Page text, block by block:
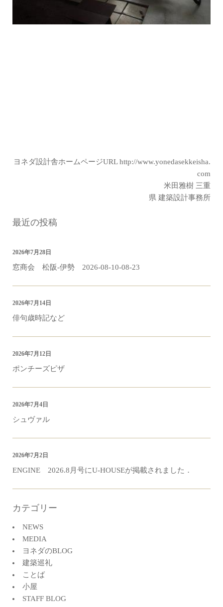
ヨネダ設計舎ホームページURLhttp://www.yonedasekkeisha.
com
米田雅樹 三重
県 建築設計事務所
最近の投稿
窓商会 松阪-伊勢 2026-08-10-08-23
2026年7月28日
俳句歳時記など
2026年7月14日
ポンチーズピザ
2026年7月12日
シュヴァル
2026年7月4日
ENGINE 2026.8月号にU-HOUSEが掲載されました．
2026年7月2日
カテゴリー
NEWS
MEDIA
ヨネダのBLOG
建築巡礼
ことば
小屋
STAFF BLOG